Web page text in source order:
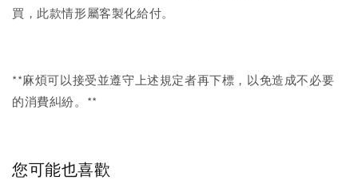
買，此款情形屬客製化給付。
**麻煩可以接受並遵守上述規定者再下標，以免造成不必要
的消費糾紛。**
您可能也喜歡